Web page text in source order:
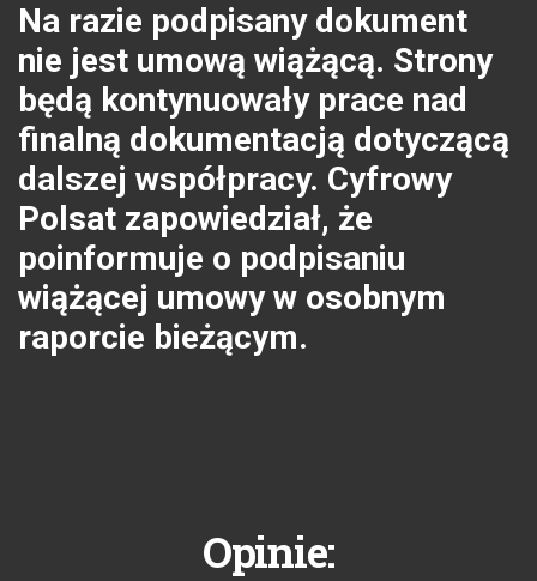
Na razie podpisany dokument
nie jest umową wiążącą. Strony
będą kontynuowały prace nad
finalną dokumentacją dotyczącą
dalszej współpracy. Cyfrowy
Polsat zapowiedział, że
poinformuje o podpisaniu
wiążącej umowy w osobnym
raporcie bieżącym.
Opinie: